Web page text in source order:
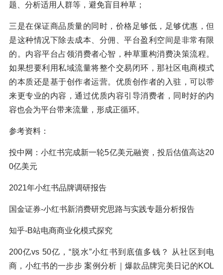
题、分析适用人群等，避免盲目种草；
三是在保证商品质量的同时，价格足够低，足够优惠，但
是这种情况下除去成本、分佣、平台盈利空间是非常有限
的。内容平台占领消费者心智，种草重构消费决策流程。
如果想要利用私域流量将整个交易闭环，那社区电商模式
的本质还是基于创作者运营。优质创作者的入驻，可以带
来更专业的内容，通过优质内容引导消费者，同时好的内
容也会为平台带来流量，形成正循环。
参考资料：
投中网：小红书完成新一轮5亿美元融资，投后估值高达20
0亿美元
2021年小红书品牌调研报告
国金证券-小红书新消费研究思路与实践专题分析报告
知乎-B站电商商业化模式探究
200亿vs 50亿，“脱水”小红书到底值多钱？ 从社区到电
商，小红书的一步步 案例分析｜爆款品牌完美日记的KOL